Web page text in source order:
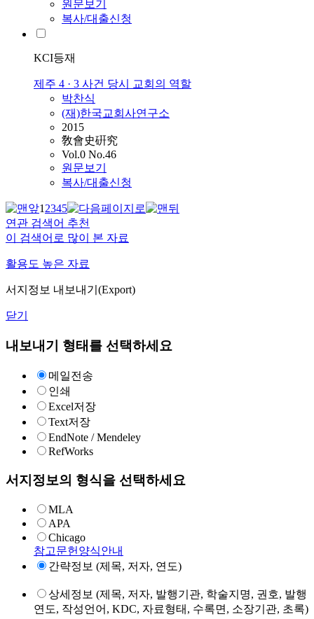
원문보기
복사/대출신청
KCI등재
제주 4 · 3 사건 당시 교회의 역할
박찬식
(재)한국교회사연구소
2015
敎會史硏究
Vol.0 No.46
원문보기
복사/대출신청
12345
연관 검색어 추천
이 검색어로 많이 본 자료
활용도 높은 자료
서지정보 내보내기(Export)
닫기
내보내기 형태를 선택하세요
메일전송
인쇄
Excel저장
Text저장
EndNote / Mendeley
RefWorks
서지정보의 형식을 선택하세요
MLA
APA
Chicago
참고문헌양식안내
간략정보 (제목, 저자, 연도)
상세정보 (제목, 저자, 발행기관, 학술지명, 권호, 발행
연도, 작성언어, KDC, 자료형태, 수록면, 소장기관, 초록)